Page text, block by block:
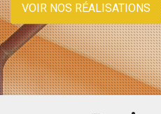
VOIR NOS RÉALISATIONS